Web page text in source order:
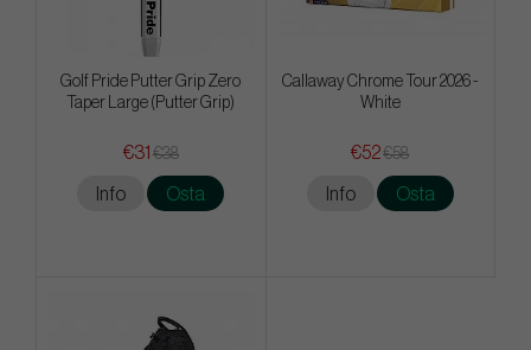
Golf Pride Putter Grip Zero
Taper Large (Putter Grip)
€31 €38
Info Osta
Callaway Chrome Tour 2026 -
White
€52€58
Info Osta